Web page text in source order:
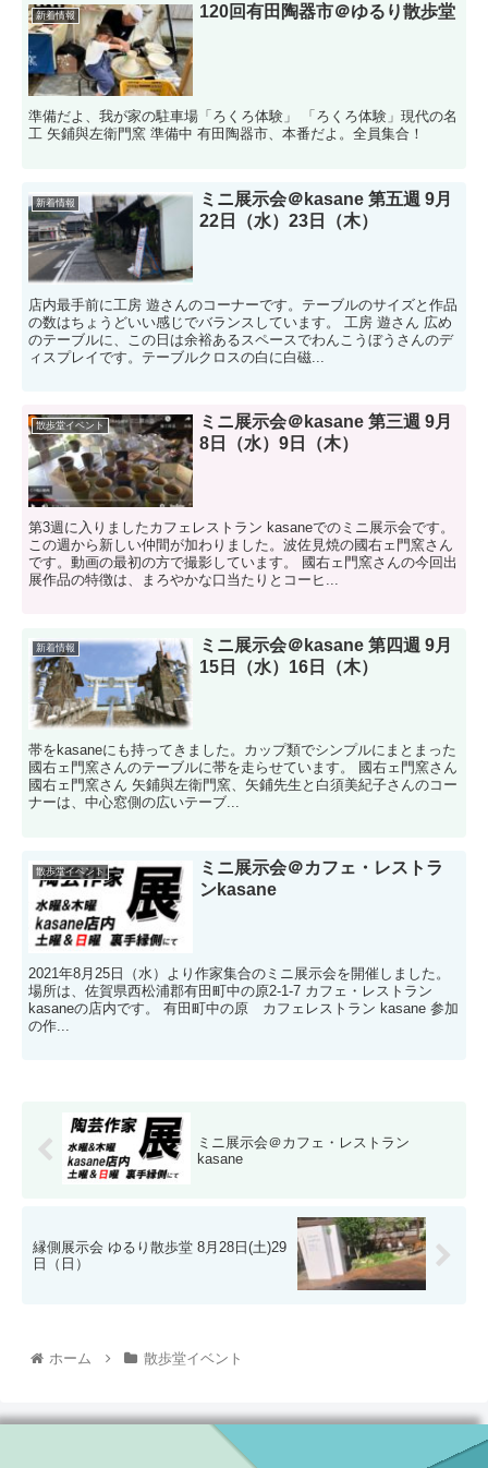
新着情報 120回有田陶器市＠ゆるり散歩堂
準備だよ、我が家の駐車場「ろくろ体験」 「ろくろ体験」現代の名
工 矢鋪與左衛門窯 準備中 有田陶器市、本番だよ。全員集合！
新着情報
ミニ展示会＠kasane 第五週 9月
22日（水）23日（木）
店内最手前に工房 遊さんのコーナーです。テーブルのサイズと作品
の数はちょうどいい感じでバランスしています。 工房 遊さん 広め
のテーブルに、この日は余裕あるスペースでわんこうぼうさんのデ
ィスプレイです。テーブルクロスの白に白磁...
散歩堂イベント
ミニ展示会＠kasane 第三週 9月
8日（水）9日（木）
第3週に入りましたカフェレストラン kasaneでのミニ展示会です。
この週から新しい仲間が加わりました。波佐見焼の國右ェ門窯さん
です。動画の最初の方で撮影しています。 國右ェ門窯さんの今回出
展作品の特徴は、まろやかな口当たりとコーヒ...
新着情報
ミニ展示会＠kasane 第四週 9月
15日（水）16日（木）
帯をkasaneにも持ってきました。カップ類でシンプルにまとまった
國右ェ門窯さんのテーブルに帯を走らせています。 國右ェ門窯さん
國右ェ門窯さん 矢鋪與左衛門窯、矢鋪先生と白須美紀子さんのコー
ナーは、中心窓側の広いテーブ...
散歩堂イベント
ミニ展示会＠カフェ・レストラ
ンkasane
2021年8月25日（水）より作家集合のミニ展示会を開催しました。
場所は、佐賀県西松浦郡有田町中の原2-1-7 カフェ・レストラン
kasaneの店内です。 有田町中の原 カフェレストラン kasane 参加
の作...
ミニ展示会＠カフェ・レストラン
kasane
縁側展示会 ゆるり散歩堂 8月28日(土)29
日（日）
ホーム 散歩堂イベント